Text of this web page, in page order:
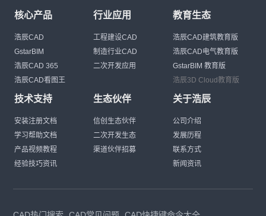
核心产品
浩辰CAD
GstarBIM
浩辰CAD 365
浩辰CAD看图王
行业应用
工程建设CAD
制造行业CAD
二次开发应用
教育生态
浩辰CAD建筑教育版
浩辰CAD电气教育版
GstarBIM 教育版
浩辰3D Cloud教育版
技术支持
安装注册文档
学习帮助文档
产品视频教程
经验技巧资讯
生态伙伴
信创生态伙伴
二次开发生态
渠道伙伴招募
关于浩辰
公司介绍
发展历程
联系方式
新闻资讯